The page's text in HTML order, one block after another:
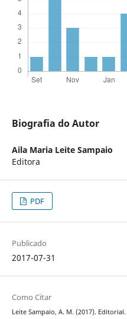
Biografia do Autor
Aila Maria Leite Sampaio
Editora
PDF
Publicado
2017-07-31
Como Citar
Leite Sampaio, A. M. (2017). Editorial.